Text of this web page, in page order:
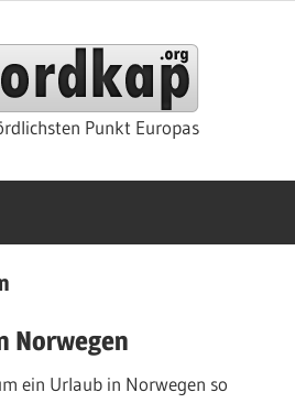
&
Punkt Europas
Norwegen
ein Urlaub in Norwegen so